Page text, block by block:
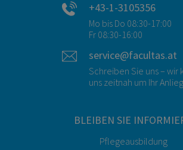
+43-1-3105356
Mo bis Do 08:30-17:00
Fr 08:30-16:00
service@facultas.at
Schreiben Sie uns – wir
uns zeitnah um Ihr
BLEIBEN SIE
Pflegeausbildung